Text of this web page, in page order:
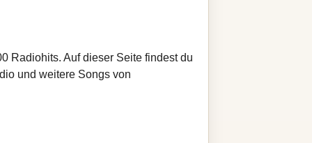
Radiohits. Auf dieser Seite findest du
und weitere Songs von